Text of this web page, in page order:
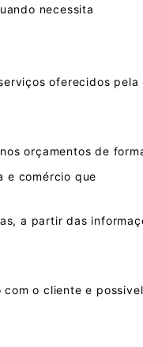
necessita
e comércio que
oferecidos pela
orçamentos de
a partir das
o cliente e